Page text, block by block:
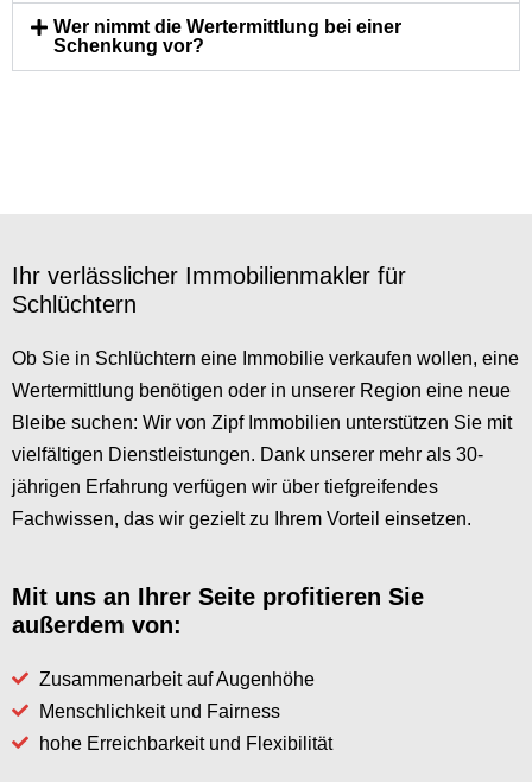
Wer nimmt die Wertermittlung bei einer
Schenkung vor?
Ihr verlässlicher Immobilienmakler für
Schlüchtern
Ob Sie in Schlüchtern eine Immobilie verkaufen wollen, eine
Wertermittlung benötigen oder in unserer Region eine neue
Bleibe suchen: Wir von Zipf Immobilien unterstützen Sie mit
vielfältigen Dienstleistungen. Dank unserer mehr als 30-
jährigen Erfahrung verfügen wir über tiefgreifendes
Fachwissen, das wir gezielt zu Ihrem Vorteil einsetzen.
Mit uns an Ihrer Seite profitieren Sie
außerdem von:
Zusammenarbeit auf Augenhöhe
Menschlichkeit und Fairness
hohe Erreichbarkeit und Flexibilität